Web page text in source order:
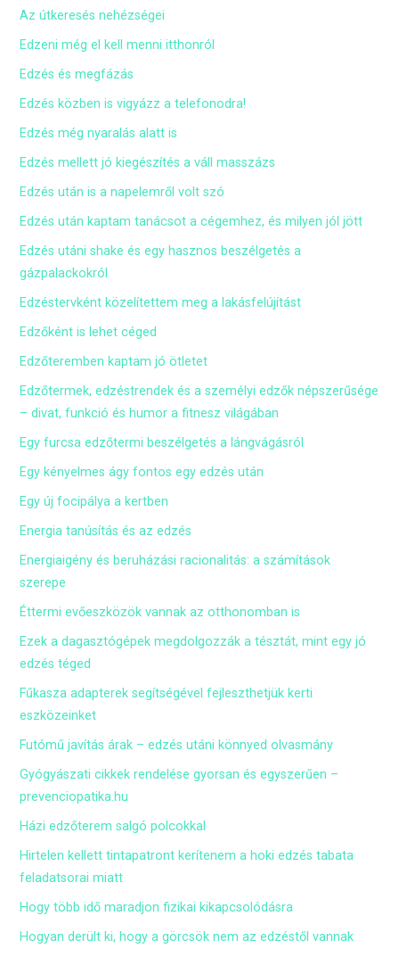
Az útkeresés nehézségei
Edzeni még el kell menni itthonról
Edzés és megfázás
Edzés közben is vigyázz a telefonodra!
Edzés még nyaralás alatt is
Edzés mellett jó kiegészítés a váll masszázs
Edzés után is a napelemről volt szó
Edzés után kaptam tanácsot a cégemhez, és milyen jól jött
Edzés utáni shake és egy hasznos beszélgetés a
gázpalackokról
Edzéstervként közelítettem meg a lakásfelújítást
Edzőként is lehet céged
Edzőteremben kaptam jó ötletet
Edzőtermek, edzéstrendek és a személyi edzők népszerűsége
– divat, funkció és humor a fitnesz világában
Egy furcsa edzőtermi beszélgetés a lángvágásról
Egy kényelmes ágy fontos egy edzés után
Egy új focipálya a kertben
Energia tanúsítás és az edzés
Energiaigény és beruházási racionalitás: a számítások
szerepe
Éttermi evőeszközök vannak az otthonomban is
Ezek a dagasztógépek megdolgozzák a tésztát, mint egy jó
edzés téged
Fűkasza adapterek segítségével fejleszthetjük kerti
eszközeinket
Futómű javítás árak – edzés utáni könnyed olvasmány
Gyógyászati cikkek rendelése gyorsan és egyszerűen –
prevenciopatika.hu
Házi edzőterem salgó polcokkal
Hirtelen kellett tintapatront kerítenem a hoki edzés tabata
feladatsorai miatt
Hogy több idő maradjon fizikai kikapcsolódásra
Hogyan derült ki, hogy a görcsök nem az edzéstől vannak